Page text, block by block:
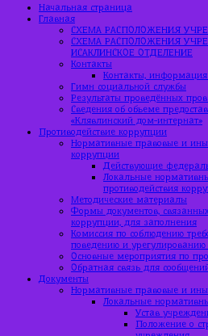
Начальная страница
Главная
СХЕМА РАСПОЛОЖЕНИЯ
СХЕМА РАСПОЛОЖЕНИЯ
ИСАКЛИНСКОЕ ОТДЕЛЕНИЕ
Контакты
Контакты,
Гимн социальной службы
Результаты проведённых
Сведения об объеме
«Клявлинский дом-интернат»
Противодействие коррупции
Нормативные правовые и
коррупции
Действующие
Локальные
противодействия
Методические материалы
Формы документов,
коррупции, для заполнения
Комиссия по соблюдению
поведению и урегулированию
Основные мероприятия по
Обратная связь для
Документы
Нормативные правовые и
Локальные
Устав
Положение о